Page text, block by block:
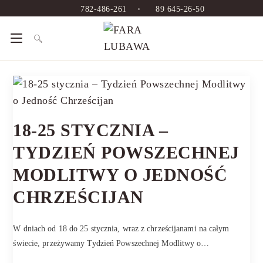
to
content
782-486-261 • 89 645-26-50
18-25 STYCZNIA –
TYDZIEŃ POWSZECHNEJ
MODLITWY O JEDNOŚĆ
CHRZEŚCIJAN
W dniach od 18 do 25 stycznia, wraz z chrześcijanami na całym
świecie, przeżywamy Tydzień Powszechnej Modlitwy o…